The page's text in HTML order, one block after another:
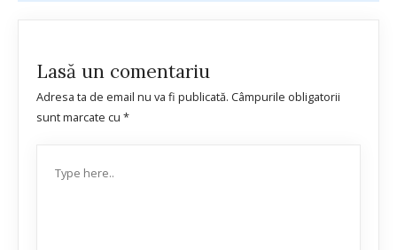
Lasă un comentariu
Adresa ta de email nu va fi publicată. Câmpurile obligatorii
sunt marcate cu *